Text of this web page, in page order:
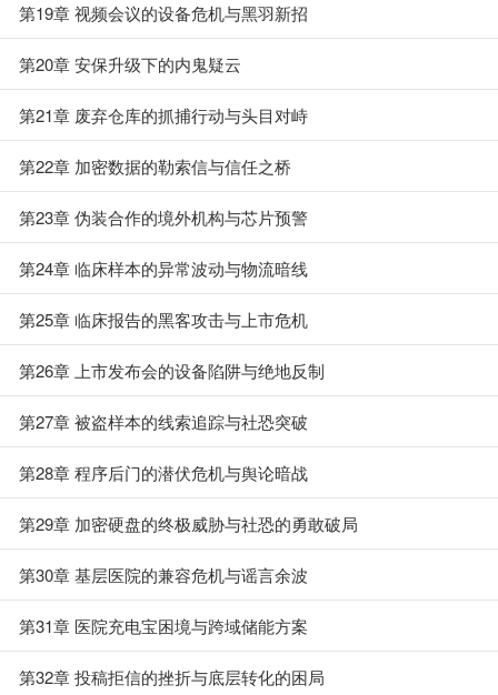
第19章 视频会议的设备危机与黑羽新招
第20章 安保升级下的内鬼疑云
第21章 废弃仓库的抓捕行动与头目对峙
第22章 加密数据的勒索信与信任之桥
第23章 伪装合作的境外机构与芯片预警
第24章 临床样本的异常波动与物流暗线
第25章 临床报告的黑客攻击与上市危机
第26章 上市发布会的设备陷阱与绝地反制
第27章 被盗样本的线索追踪与社恐突破
第28章 程序后门的潜伏危机与舆论暗战
第29章 加密硬盘的终极威胁与社恐的勇敢破局
第30章 基层医院的兼容危机与谣言余波
第31章 医院充电宝困境与跨域储能方案
第32章 投稿拒信的挫折与底层转化的困局